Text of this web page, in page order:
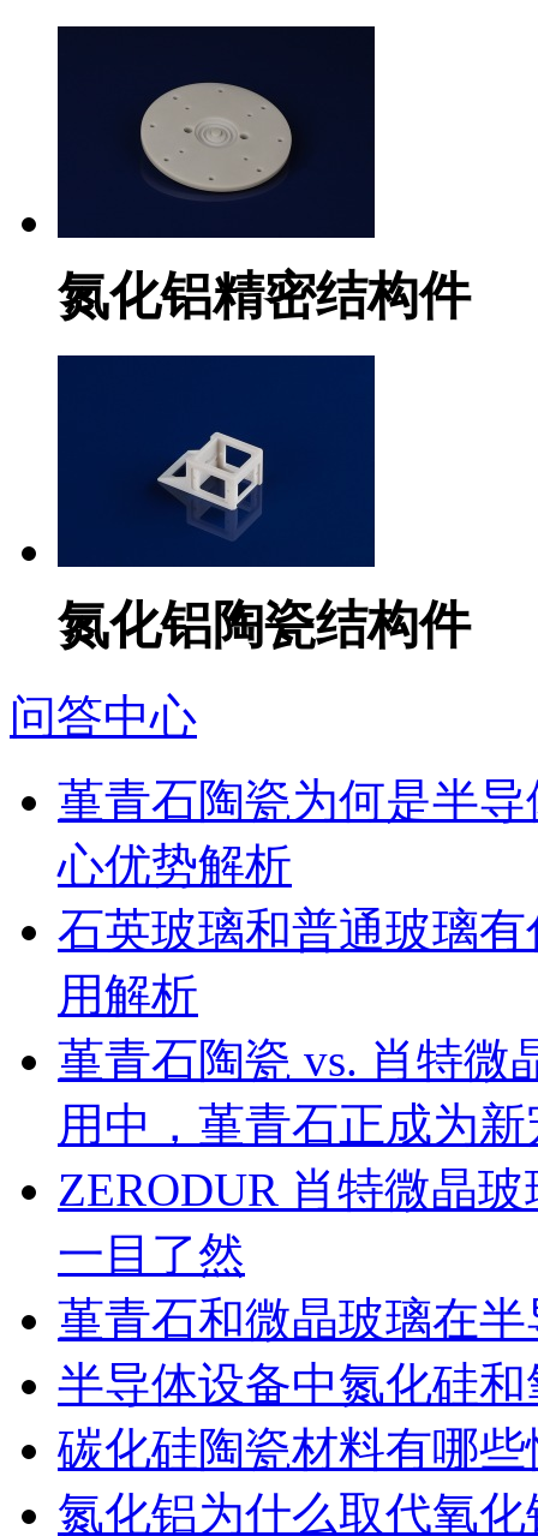
氮化铝精密结构件
氮化铝陶瓷结构件
问答中心
堇青石陶瓷为何是半
心优势解析
石英玻璃和普通玻璃
用解析
堇青石陶瓷 vs. 肖特微
用中，堇青石正成为
ZERODUR 肖特微晶
一目了然
堇青石和微晶玻璃在
半导体设备中氮化硅
碳化硅陶瓷材料有哪
氮化铝为什么取代氧化